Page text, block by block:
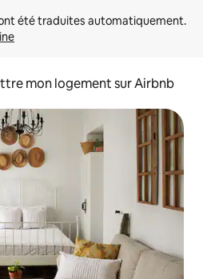
mon logement sur Airbnb